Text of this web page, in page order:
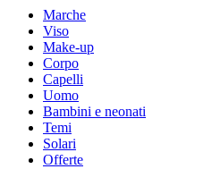
Marche
Viso
Make-up
Corpo
Capelli
Uomo
Bambini e neonati
Temi
Solari
Offerte